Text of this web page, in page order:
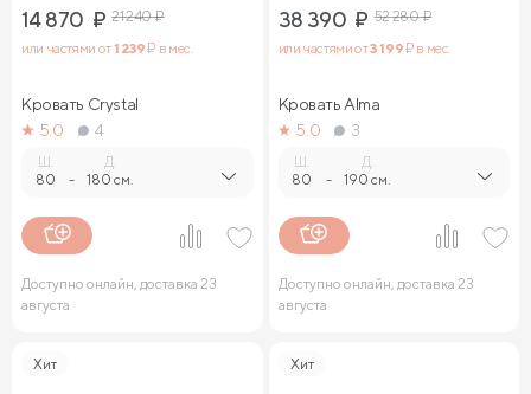
14 870 ₽ 21 240₽
или частями от1 239₽ в мес.
Кровать Crystal
5.0
4
80 -
Д.
180 см.
Доступно онлайн, доставка 23
августа
38 390 ₽ 52 280₽
или частями от3 199₽ в мес.
Кровать Alma
5.0
3
80 -
Д.
190 см.
Доступно онлайн, доставка 23
августа
Хит Хит